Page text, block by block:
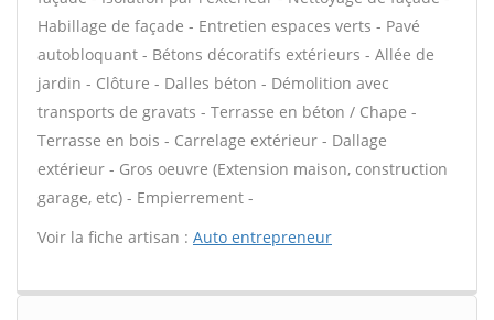
Habillage de façade - Entretien espaces verts - Pavé
autobloquant - Bétons décoratifs extérieurs - Allée de
jardin - Clôture - Dalles béton - Démolition avec
transports de gravats - Terrasse en béton / Chape -
Terrasse en bois - Carrelage extérieur - Dallage
extérieur - Gros oeuvre (Extension maison, construction
garage, etc) - Empierrement -
Voir la fiche artisan : Auto entrepreneur